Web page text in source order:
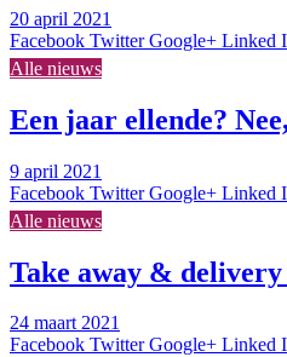
20 april 2021
Facebook Twitter Google+ Linked
Alle nieuws
Een jaar ellende?
9 april 2021
Facebook Twitter Google+ Linked
Alle nieuws
Take away & delivery
24 maart 2021
Facebook Twitter Google+ Linked